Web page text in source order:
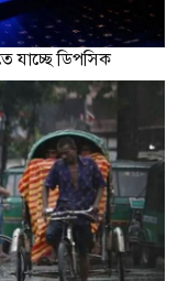
যাচ্ছে ডিপসিক